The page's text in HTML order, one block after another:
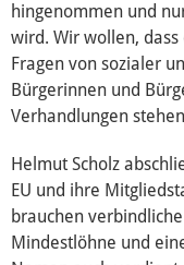
Presse
Mediathek
hingenommen und
wird. Wir wollen,
Fragen von sozialer
Bürgerinnen und
Verhandlungen
Helmut Scholz
EU und ihre
brauchen
Mindestlöhne und